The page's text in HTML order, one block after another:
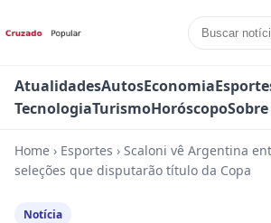
AtualidadesAutosEconomia
TecnologiaTurismoHoróscopoSobre
Home › Esportes › Scaloni vê Argentina
seleções que disputarão título da Copa
Notícia